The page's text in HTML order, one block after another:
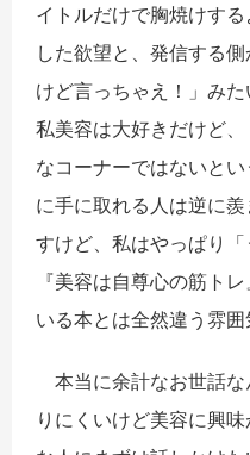
イトルだけで胸焼けす
した欲望と、発信する
けど言っちゃえ！」みた
私美容は大好きだけど
なコーナーではないと
に手に取れる人は逆に
すけど、私はやっぱり「
『美容は自尊心の筋ト
いる本とは全然違う雰囲
本当に余計なお世話な
りにくいけど美容に興